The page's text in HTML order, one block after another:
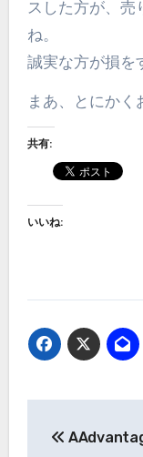
スした方が、売
ね。
誠実な方が損を
まあ、とにかく
共有:
いいね: